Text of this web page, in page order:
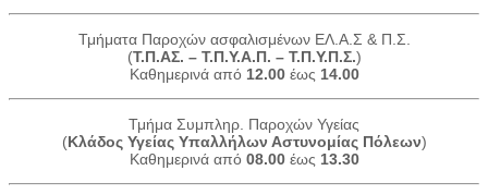
Τμήματα Παροχών ασφαλισμένων ΕΛ.Α.Σ & Π.Σ.
(Τ.Π.ΑΣ. – Τ.Π.Υ.Α.Π. – Τ.Π.Υ.Π.Σ.)
Καθημερινά από 12.00 έως 14.00
Τμήμα Συμπληρ. Παροχών Υγείας
(Κλάδος Υγείας Υπαλλήλων Αστυνομίας Πόλεων)
Καθημερινά από 08.00έως 13.30